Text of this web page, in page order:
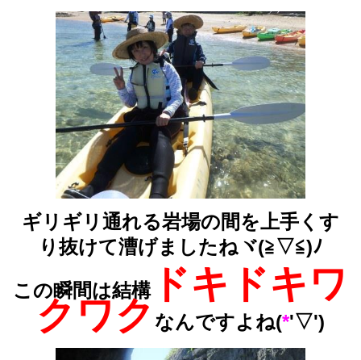
ギリギリ通れる岩場の間を上手くす
り抜けて漕げましたねヾ(≧▽≦)ﾉ
この瞬間は結構ドキドキワ
クワク なんですよね(*'▽')